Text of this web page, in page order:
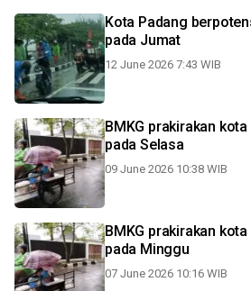
Kota Padang berpotensi diguyur hujan ringan
pada Jumat
12 June 2026 7:43 WIB
BMKG prakirakan
pada Selasa
09 June 2026 10:38 WIB
BMKG prakirakan
pada Minggu
07 June 2026 10:16 WIB